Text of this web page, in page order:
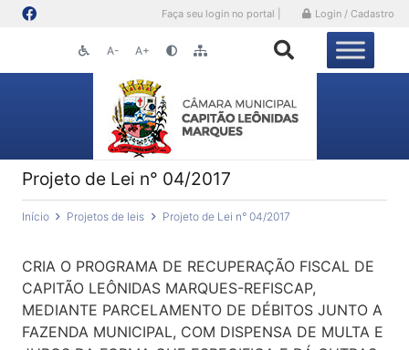
Faça seu login no portal | Login / Cadastro
A- A+
Projeto de Lei n° 04/2017
Início Projetos de leis Projeto de Lei n° 04/2017
CRIA O PROGRAMA DE RECUPERAÇÃO FISCAL DE
CAPITÃO LEÔNIDAS MARQUES-REFISCAP,
MEDIANTE PARCELAMENTO DE DÉBITOS JUNTO A
FAZENDA MUNICIPAL, COM DISPENSA DE MULTA E